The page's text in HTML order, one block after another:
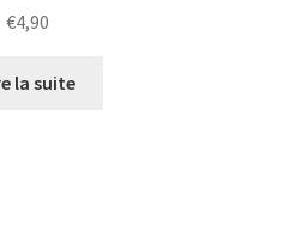
€4,90
la suite